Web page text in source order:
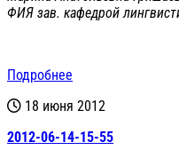
ФИЯ зав. кафедрой
Подробнее
18 июня 2012
2012-06-14-15-55